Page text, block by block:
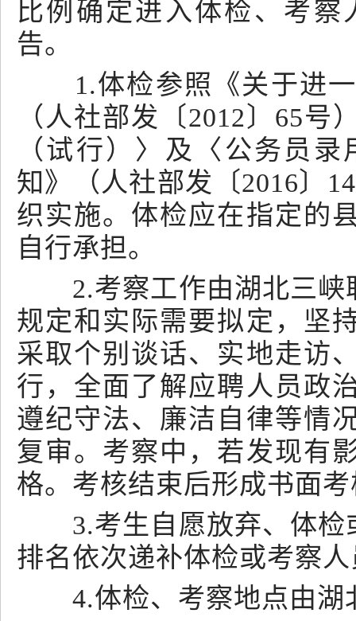
比例确定进入体检、考
告。
1.体检参照《关于进一
（人社部发〔2012〕65
（试行） 〉及〈 公务员录
知》（人社部发〔2016〕
织实施。体检应在指定的
自行承担。
2.考察工作由湖北三峡
规定和实际需要拟定，坚
采取个别谈话、实地走访
行，全面了解应聘人员政
遵纪守法、廉洁自律等情
复审。考察中，若发现有
格。考核结束后形成书面
3.考生自愿放弃、体检
排名依次递补体检或考察
4.体检、考察地点由湖